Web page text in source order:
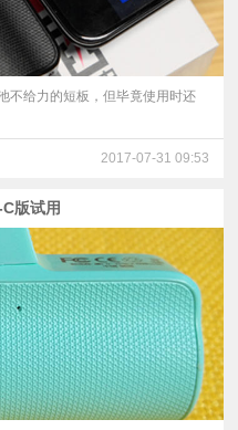
不给力的短板，但毕竟使用时还
2017-07-31 09:53
版试用